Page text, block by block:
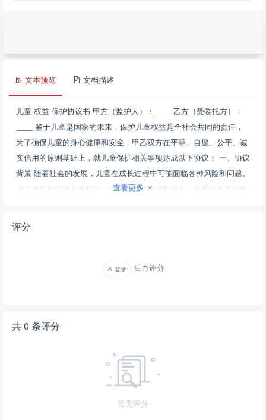
文本预览 文档描述
儿童 权益 保护协议书 甲方（监护人）：____ 乙方（受委托方）：
____ 鉴于儿童是国家的未来，保护儿童权益是全社会共同的责任，
为了确保儿童的身心健康和安全，甲乙双方在平等、自愿、公平、诚
实信用的原则基础上，就儿童保护相关事项达成以下协议： 一、协议
背景 随着社会的发展，儿童在成长过程中可能面临各种风险和问题。
为了更好地保障儿童权益，甲方作为儿童的监护人，特委托乙方在协
育、心理健康等方面得到全面关爱。 三、甲乙双方的权利和义务 1.
姓名、年龄、性别、健康状况、兴趣爱好等。 （2）甲方有权了解乙
方对儿童的保护措施和实施情况，并对乙方的工作提出合理建议。
务 （1）乙方应制定详细的儿童保护方案，确保儿童在生活、教育、
的保护情况，对于发现的问题及时采取措施予以解决。 四、具体保护
措施 1. 生活照顾 （1）乙方应为儿童提供安全、舒适的居住环境，确
保儿童日常生活无忧。 （2）乙方应合理安排儿童的饮食，保证儿童
营养均衡。 2. 教育辅导 （1）乙方应协助甲方为儿童选择合适的学
查看更多
评分
登录 后再评分
共 0 条评分
暂无评分